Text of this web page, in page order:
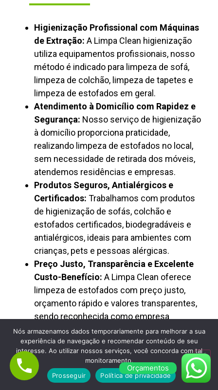
Higienização Profissional com Máquinas
de Extração: A Limpa Clean higienização
utiliza equipamentos profissionais, nosso
método é indicado para limpeza de sofá,
limpeza de colchão, limpeza de tapetes e
limpeza de estofados em geral.
Atendimento à Domicílio com Rapidez e
Segurança: Nosso serviço de higienização
à domicílio proporciona praticidade,
realizando limpeza de estofados no local,
sem necessidade de retirada dos móveis,
atendemos residências e empresas.
Produtos Seguros, Antialérgicos e
Certificados: Trabalhamos com produtos
de higienização de sofás, colchão e
estofados certificados, biodegradáveis e
antialérgicos, ideais para ambientes com
crianças, pets e pessoas alérgicas.
Preço Justo, Transparência e Excelente
Custo-Benefício: A Limpa Clean oferece
limpeza de estofados com preço justo,
orçamento rápido e valores transparentes,
sendo reconhecida como empresa
confiável de higienização profissional.
Orçamentos
Nós armazenamos dados temporariamente para melhorar a sua
experiência de navegação e recomendar conteúdo de seu
interesse. Ao utilizar nossos serviços, você concorda com tal
monitoramento.
Prosseguir
Política de privacidade